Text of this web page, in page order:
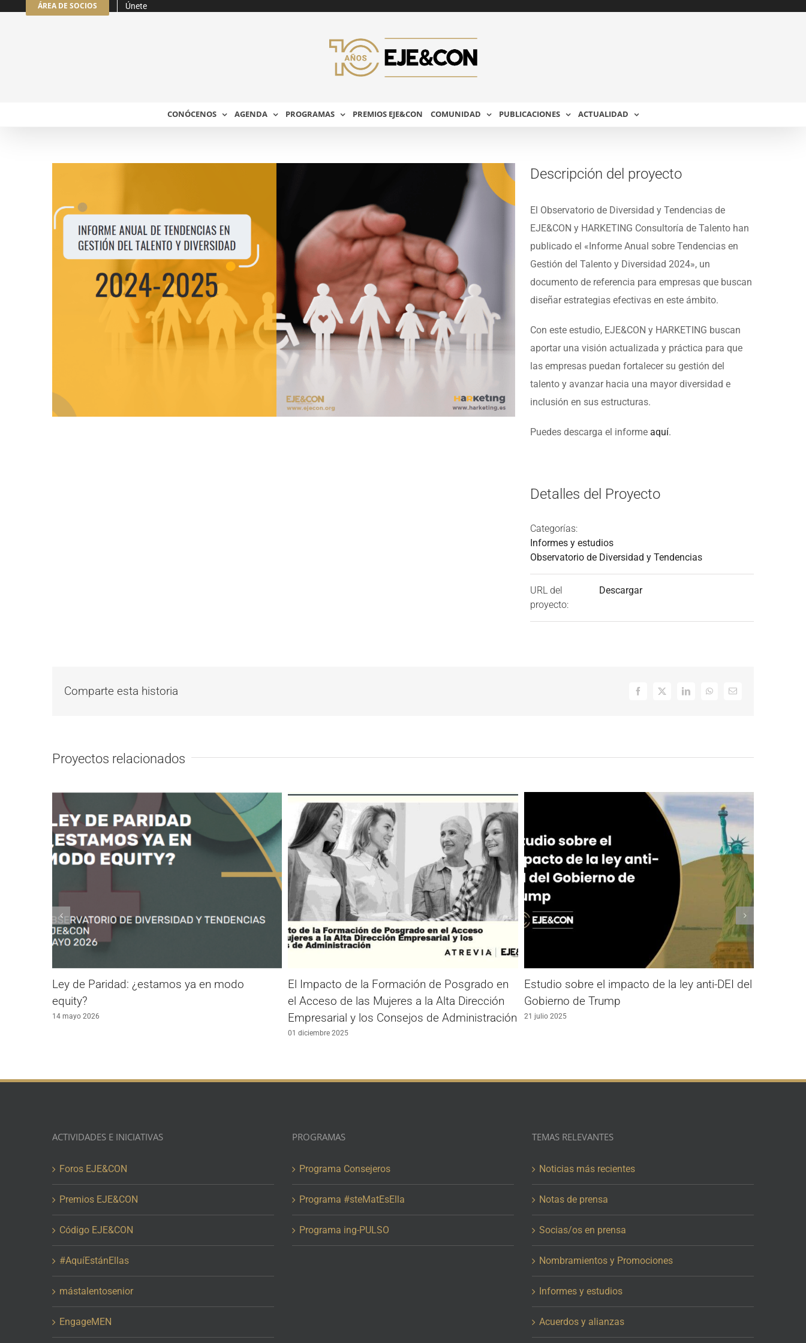
ÁREA DE SOCIOS Únete
CONÓCENOS AGENDA PROGRAMAS PREMIOS EJE&CON COMUNIDAD PUBLICACIONES ACTUALIDAD
Descripción del proyecto
El Observatorio de Diversidad y Tendencias de
EJE&CON y HARKETING Consultoría de Talento han
publicado el «Informe Anual sobre Tendencias en
Gestión del Talento y Diversidad 2024», un
documento de referencia para empresas que buscan
diseñar estrategias efectivas en este ámbito.
Con este estudio, EJE&CON y HARKETING buscan
aportar una visión actualizada y práctica para que
las empresas puedan fortalecer su gestión del
talento y avanzar hacia una mayor diversidad e
inclusión en sus estructuras.
Puedes descarga el informe aquí.
Detalles del Proyecto
Categorías:
Informes y estudios
Observatorio de Diversidad y Tendencias
URL del
proyecto:
Descargar
Comparte esta historia FacebookTwitterLinkedInWhatsAppCorreo
Proyectos relacionados
Ley de Paridad: ¿estamos ya en modo
equity?
14 mayo 2026
El Impacto de la Formación de Posgrado en
el Acceso de las Mujeres a la Alta Dirección
Empresarial y los Consejos de Administración
01 diciembre 2025
Estudio sobre el impacto de la ley anti-DEI del
Gobierno de Trump
21 julio 2025
ACTIVIDADES E INICIATIVAS
Foros EJE&CON
Premios EJE&CON
Código EJE&CON
#AquíEstánEllas
mástalentosenior
EngageMEN
PROGRAMAS
Programa Consejeros
Programa #steMatEsElla
Programa ing-PULSO
TEMAS RELEVANTES
Noticias más recientes
Notas de prensa
Socias/os en prensa
Nombramientos y Promociones
Informes y estudios
Acuerdos y alianzas